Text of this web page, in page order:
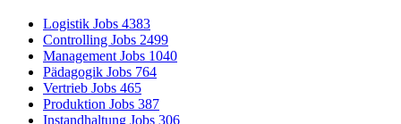
Logistik Jobs 4383
Controlling Jobs 2499
Management Jobs 1040
Pädagogik Jobs 764
Vertrieb Jobs 465
Produktion Jobs 387
Instandhaltung Jobs 306